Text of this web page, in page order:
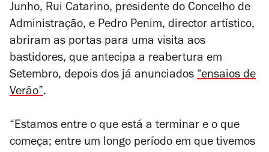
Junho, Rui Catarino, presidente do Concelho de
Administração, e Pedro Penim, director artístico,
abriram as portas para uma visita aos
bastidores, que antecipa a reabertura em
Setembro, depois dos já anunciados “ensaios de
Verão”.
“Estamos entre o que está a terminar e o que
começa; entre um longo período em que tivemos